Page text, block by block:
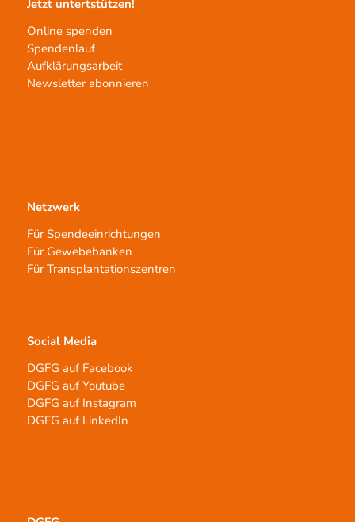
Jetzt untertstützen!
Online spenden
Spendenlauf
Aufklärungsarbeit
Newsletter abonnieren
Netzwerk
Für Spendeeinrichtungen
Für Gewebebanken
Für Transplantationszentren
Social Media
DGFG auf Facebook
DGFG auf Youtube
DGFG auf Instagram
DGFG auf LinkedIn